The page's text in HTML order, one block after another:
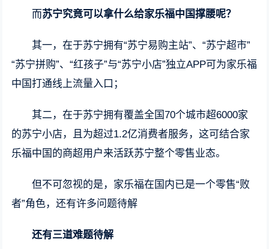
而苏宁究竟可以拿什么给家乐福中国撑腰呢？
其一，在于苏宁拥有“苏宁易购主站”、“苏宁超市”
“苏宁拼购”、“红孩子”与“苏宁小店”独立APP可为家乐福
中国打通线上流量入口；
其二，在于苏宁拥有覆盖全国70个城市超6000家
的苏宁小店，且为超过1.2亿消费者服务，这可结合家
乐福中国的商超用户来活跃苏宁整个零售业态。
但不可忽视的是，家乐福在国内已是一个零售“败
者”角色，还有许多问题待解
还有三道难题待解